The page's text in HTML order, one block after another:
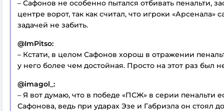
– Сафонов не особенно пытался отбивать пенальти,
центре ворот, так как считал, что игроки «Арсенала»
задачей не забить.
@ImPitso:
– Кстати, в целом Сафонов хорош в отражении
у него более чем достойная. Просто на этот раз был
@imagol_:
– Я вот думаю, что в победе «ПСЖ» в серии пенальти
Сафонова, ведь при ударах Эзе и Габриэла он стоял